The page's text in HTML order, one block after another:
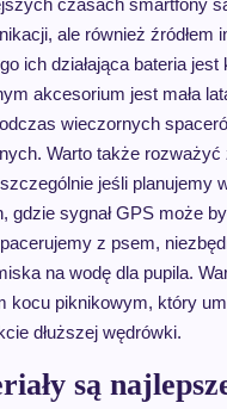
czasach smartfony
ale również źródłem
ich działająca bateria jest
akcesorium jest mała
wieczornych
Warto także rozważyć
jeśli planujemy
gdzie sygnał GPS może
z psem,
na wodę dla pupila.
kocu piknikowym, który
dłuższej wędrówki.
są